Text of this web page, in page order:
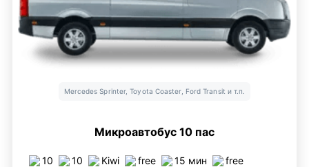
Mercedes Sprinter, Toyota Coaster, Ford Transit и т.п.
Микроавтобус 10 пас
10 10 Kiwi free 15 мин free